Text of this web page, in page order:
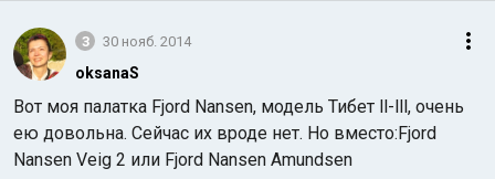
3 30 нояб. 2014
oksanaS
Вот моя палатка Fjord Nansen, модель Тибет ll-lll, очень
ею довольна. Сейчас их вроде нет. Но вместо:Fjord
Nansen Veig 2 или Fjord Nansen Amundsen